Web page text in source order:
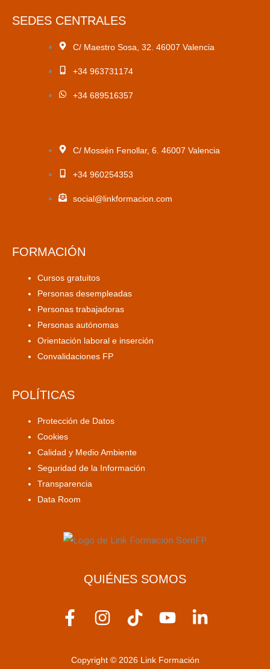
SEDES CENTRALES
C/ Maestro Sosa, 32. 46007 Valencia
+34 963731174
+34 689516357
C/ Mossén Fenollar, 6. 46007 Valencia
+34 960254353
social@linkformacion.com
FORMACIÓN
Cursos gratuitos
Personas desempleadas
Personas trabajadoras
Personas autónomas
Orientación laboral e inserción
Convalidaciones FP
POLÍTICAS
Protección de Datos
Cookies
Calidad y Medio Ambiente
Seguridad de la Información
Transparencia
Data Room
QUIÉNES SOMOS
F
I
T
Y
L
Copyright © 2026 Link Formación